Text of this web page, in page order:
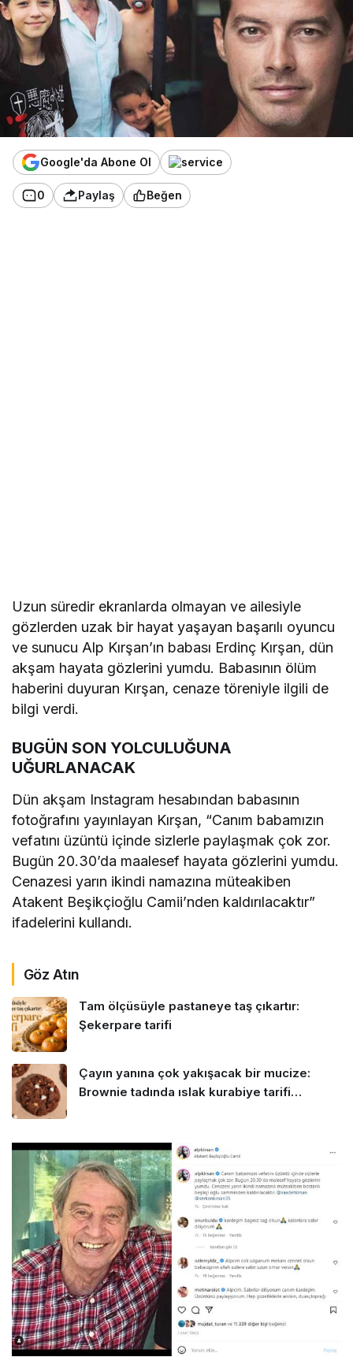
Google'da Abone Ol
0 Paylaş Beğen
Uzun süredir ekranlarda olmayan ve ailesiyle
gözlerden uzak bir hayat yaşayan başarılı oyuncu
ve sunucu Alp Kırşan’ın babası Erdinç Kırşan, dün
akşam hayata gözlerini yumdu. Babasının ölüm
haberini duyuran Kırşan, cenaze töreniyle ilgili de
bilgi verdi.
BUGÜN SON YOLCULUĞUNA
UĞURLANACAK
Dün akşam Instagram hesabından babasının
fotoğrafını yayınlayan Kırşan, “Canım babamızın
vefatını üzüntü içinde sizlerle paylaşmak çok zor.
Bugün 20.30’da maalesef hayata gözlerini yumdu.
Cenazesi yarın ikindi namazına müteakiben
Atakent Beşikçioğlu Camii’nden kaldırılacaktır”
ifadelerini kullandı.
Göz Atın
Tam ölçüsüyle pastaneye taş çıkartır:
Şekerpare tarifi
Çayın yanına çok yakışacak bir mucize:
Brownie tadında ıslak kurabiye tarifi…